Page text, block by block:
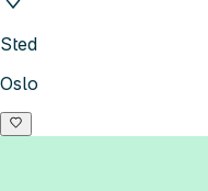
Sted
Oslo